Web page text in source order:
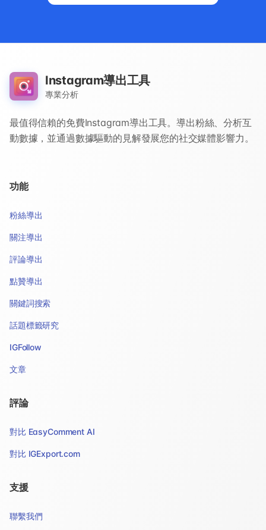
Instagram導出工具
專業分析
最值得信賴的免費Instagram導出工具。導出粉絲、分析互
動數據，並通過數據驅動的見解發展您的社交媒體影響力。
功能
粉絲導出
關注導出
評論導出
點贊導出
關鍵詞搜索
話題標籤研究
IGFollow
文章
評論
對比 EasyComment AI
對比 IGExport.com
支援
聯繫我們